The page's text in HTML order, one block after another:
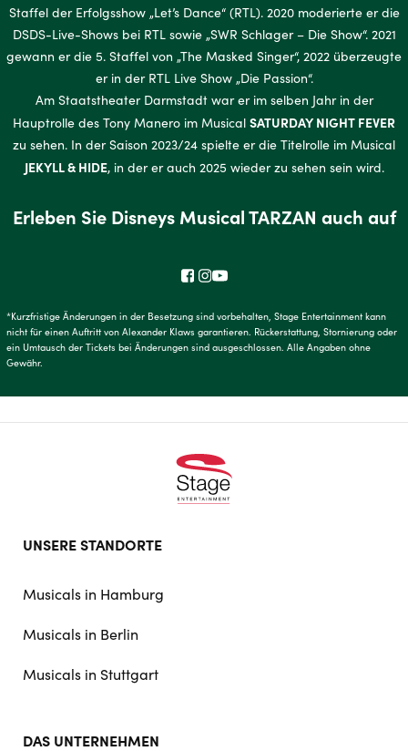
Staffel der Erfolgsshow „Let’s Dance“ (RTL). 2020 moderierte er die
DSDS-Live-Shows bei RTL sowie „SWR Schlager – Die Show“. 2021
gewann er die 5. Staffel von „The Masked Singer“, 2022 überzeugte
er in der RTL Live Show „Die Passion“.
Am Staatstheater Darmstadt war er im selben Jahr in der
Hauptrolle des Tony Manero im Musical SATURDAY NIGHT FEVER
zu sehen. In der Saison 2023/24 spielte er die Titelrolle im Musical
JEKYLL & HIDE, in der er auch 2025 wieder zu sehen sein wird.
Erleben Sie Disneys Musical TARZAN auch auf
*Kurzfristige Änderungen in der Besetzung sind vorbehalten, Stage Entertainment kann
nicht für einen Auftritt von Alexander Klaws garantieren. Rückerstattung, Stornierung oder
ein Umtausch der Tickets bei Änderungen sind ausgeschlossen. Alle Angaben ohne
Gewähr.
UNSERE STANDORTE
Musicals in Hamburg
Musicals in Berlin
Musicals in Stuttgart
DAS UNTERNEHMEN